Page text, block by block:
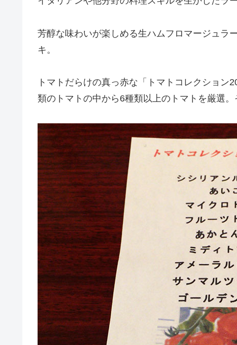
芳醇な味わいが楽しめる生ハムフロマージュラ
キ。
トマトだらけの真っ赤な「トマトコレクショ
類のトマトの中から6種類以上のトマトを厳選